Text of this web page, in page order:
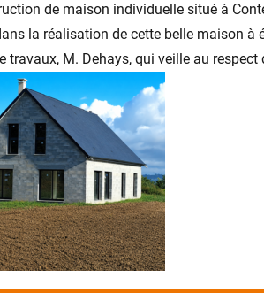
de maison individuelle situé à
la réalisation de cette belle maison à
M. Dehays, qui veille au